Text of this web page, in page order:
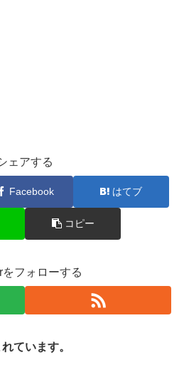
ェアする
Facebook はてブ
コピー
フォローする
ています。